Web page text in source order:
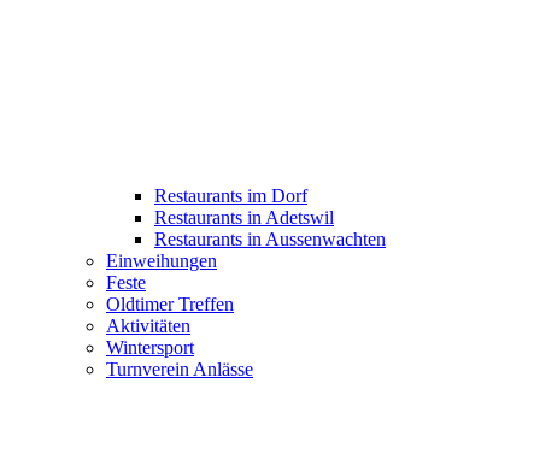
Restaurants im Dorf
Restaurants in Adetswil
Restaurants in Aussenwachten
Einweihungen
Feste
Oldtimer Treffen
Aktivitäten
Wintersport
Turnverein Anlässe